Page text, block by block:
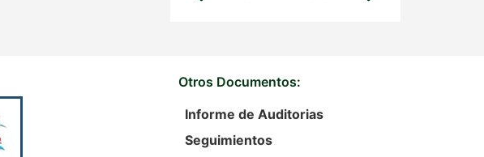
Otros Documentos:
Informe de Auditorias
Seguimientos